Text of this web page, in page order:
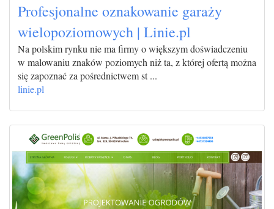
Profesjonalne oznakowanie garaży
wielopoziomowych | Linie.pl
Na polskim rynku nie ma firmy o większym doświadczeniu
w malowaniu znaków poziomych niż ta, z której ofertą można
się zapoznać za pośrednictwem st ...
linie.pl